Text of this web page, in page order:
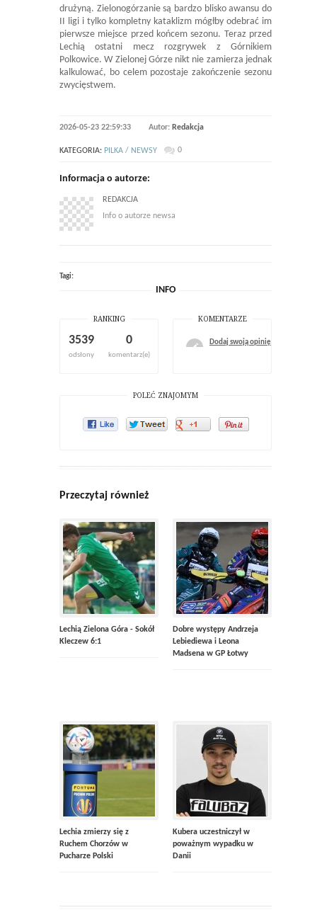
drużyną. Zielonogórzanie są bardzo blisko awansu do
II ligi i tylko kompletny kataklizm mógłby odebrać im
pierwsze miejsce przed końcem sezonu. Teraz przed
Lechią ostatni mecz rozgrywek z Górnikiem
Polkowice. W Zielonej Górze nikt nie zamierza jednak
kalkulować, bo celem pozostaje zakończenie sezonu
zwycięstwem.
2026-05-23 22:59:33 Autor: Redakcja
KATEGORIA: PILKA / NEWSY 0
Informacja o autorze:
REDAKCJA
Info o autorze newsa
Tagi:
INFO
RANKING
3539
odsłony
0
komentarz(e)
KOMENTARZE
Dodaj swoją opinię
POLEĆ ZNAJOMYM
Przeczytaj również
Lechią Zielona Góra - Sokół
Kleczew 6:1
Dobre występy Andrzeja
Lebiediewa i Leona
Madsena w GP Łotwy
Lechia zmierzy się z
Ruchem Chorzów w
Pucharze Polski
Kubera uczestniczył w
poważnym wypadku w
Danii